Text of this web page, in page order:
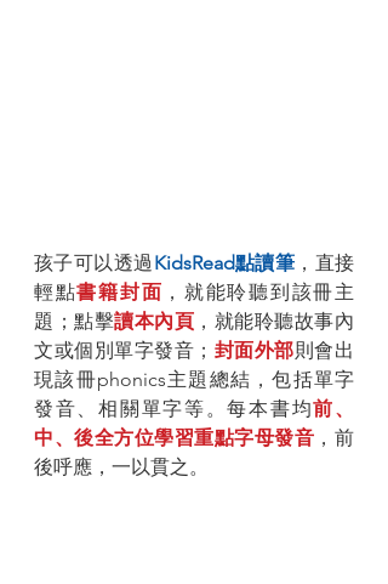
孩子可以透過 KidsRead點讀筆 ，直接
輕點書籍封面 ，就能聆聽到該冊主
題；點擊讀本內頁 ，就能聆聽故事內
文或個別單字發音； 封面外部則會出
現該冊phonics主題總結，包括單字
發音、相關單字等。每本書均前、
中、後全方位學習重點字母發音 ，前
後呼應，一以貫之。